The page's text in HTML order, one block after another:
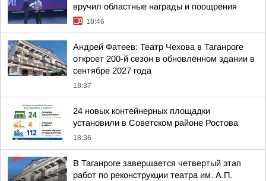
вручил областные награды и поощрения
18:46
Андрей Фатеев: Театр Чехова в Таганроге
откроет 200-й сезон в обновлённом здании в
сентябре 2027 года
18:37
24 новых контейнерных площадки
установили в Советском районе Ростова
18:36
В Таганроге завершается четвертый этап
работ по реконструкции театра им. А.П.